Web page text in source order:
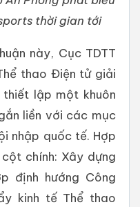
thời gian tới
này, Cục TDTT
thao Điện tử giải
thiết lập một khuôn
liền với các mục
nhập quốc tế. Hợp
chính: Xây dựng
định hướng Công
kinh tế Thể thao